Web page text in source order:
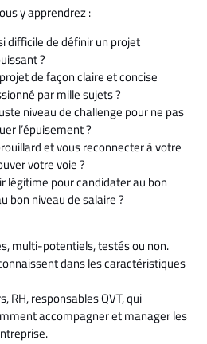
y apprendrez :
difficile de définir un projet
?
de façon claire et concise
par mille sujets ?
niveau de challenge pour ne pas
l’épuisement ?
et vous reconnecter à votre
votre voie ?
légitime pour candidater au bon
bon niveau de salaire ?
multi-potentiels, testés ou non.
dans les caractéristiques
RH, responsables QVT, qui
accompagner et manager les